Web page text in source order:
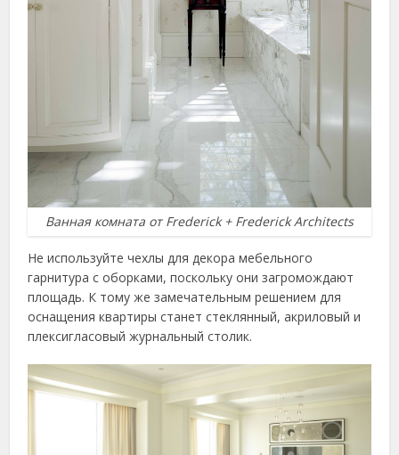
Ванная комната от Frederick + Frederick Architects
Не используйте чехлы для декора мебельного
гарнитура с оборками, поскольку они загромождают
площадь. К тому же замечательным решением для
оснащения квартиры станет стеклянный, акриловый и
плексигласовый журнальный столик.